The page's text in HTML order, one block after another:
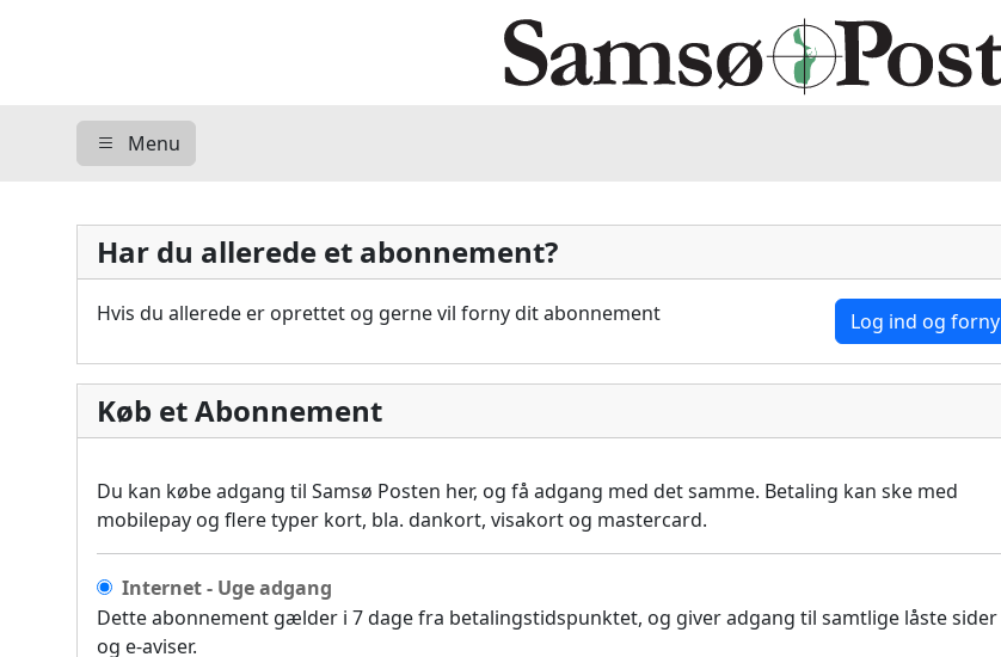
Menu
Har du allerede et abonnement?
Hvis du allerede er oprettet og gerne vil forny dit abonnement Log ind og forny
Køb et Abonnement
Du kan købe adgang til Samsø Posten her, og få adgang med det samme. Betaling kan ske med
mobilepay og flere typer kort, bla. dankort, visakort og mastercard.
Internet - Uge adgang
Dette abonnement gælder i 7 dage fra betalingstidspunktet, og giver adgang til samtlige låste sider
og e-aviser.